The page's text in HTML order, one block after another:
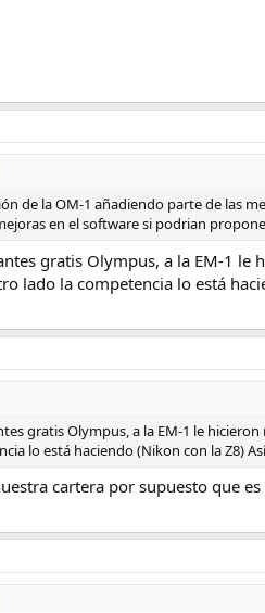
de la OM-1 añadiendo parte de las
en el software si podrian
gratis Olympus, a la EM-1
lado la competencia lo está
gratis Olympus, a la EM-1 le
lo está haciendo (Nikon con la Z8)
cartera por supuesto que